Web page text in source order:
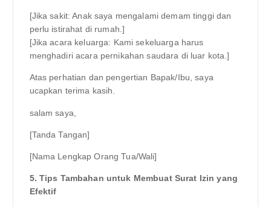
[Jika sakit: Anak saya mengalami demam tinggi dan
perlu istirahat di rumah.]
[Jika acara keluarga: Kami sekeluarga harus
menghadiri acara pernikahan saudara di luar kota.]
Atas perhatian dan pengertian Bapak/Ibu, saya
ucapkan terima kasih.
salam saya,
[Tanda Tangan]
[Nama Lengkap Orang Tua/Wali]
5. Tips Tambahan untuk Membuat Surat Izin yang
Efektif